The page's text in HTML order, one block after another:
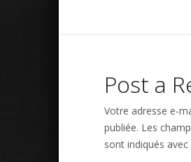
Post a
Votre adresse e-
publiée. Les
sont indiqués avec